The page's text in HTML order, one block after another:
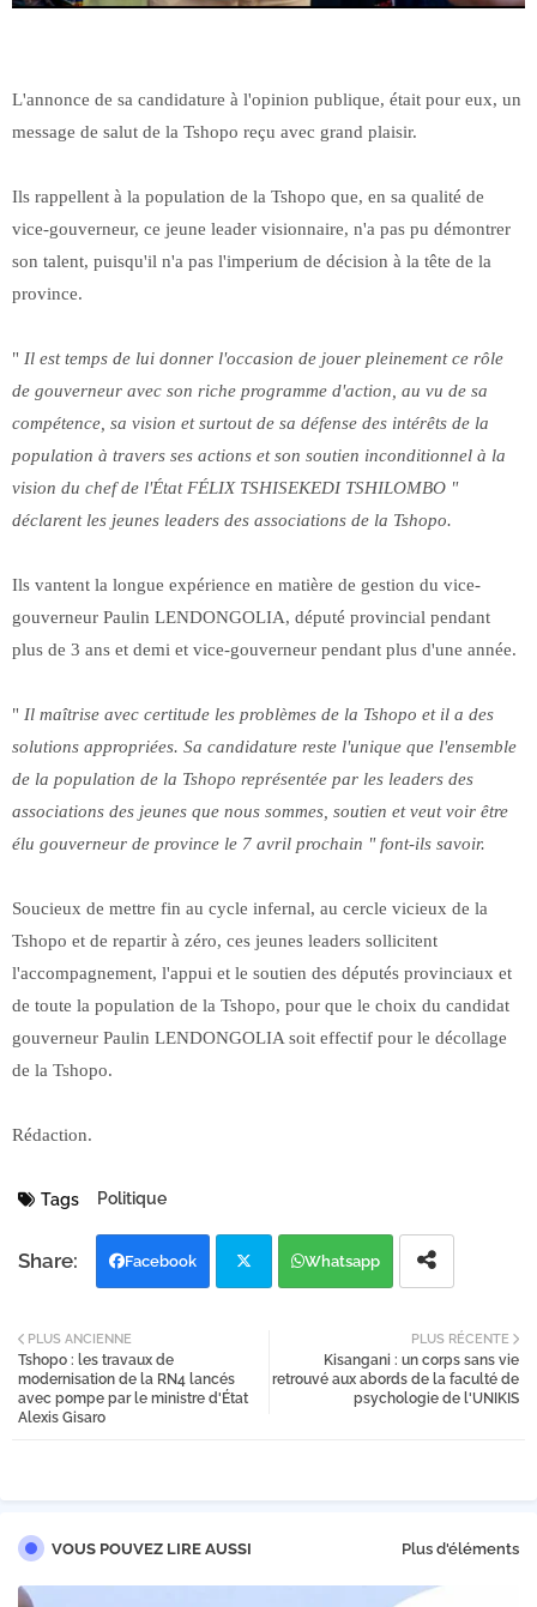
L'annonce de sa candidature à l'opinion publique, était pour eux, un
message de salut de la Tshopo reçu avec grand plaisir.
Ils rappellent à la population de la Tshopo que, en sa qualité de
vice-gouverneur, ce jeune leader visionnaire, n'a pas pu démontrer
son talent, puisqu'il n'a pas l'imperium de décision à la tête de la
province.
" Il est temps de lui donner l'occasion de jouer pleinement ce rôle
de gouverneur avec son riche programme d'action, au vu de sa
compétence, sa vision et surtout de sa défense des intérêts de la
population à travers ses actions et son soutien inconditionnel à la
vision du chef de l'État FÉLIX TSHISEKEDI TSHILOMBO "
déclarent les jeunes leaders des associations de la Tshopo.
Ils vantent la longue expérience en matière de gestion du vice-
gouverneur Paulin LENDONGOLIA, député provincial pendant
plus de 3 ans et demi et vice-gouverneur pendant plus d'une année.
" Il maîtrise avec certitude les problèmes de la Tshopo et il a des
solutions appropriées. Sa candidature reste l'unique que l'ensemble
de la population de la Tshopo représentée par les leaders des
associations des jeunes que nous sommes, soutien et veut voir être
élu gouverneur de province le 7 avril prochain " font-ils savoir.
Soucieux de mettre fin au cycle infernal, au cercle vicieux de la
Tshopo et de repartir à zéro, ces jeunes leaders sollicitent
l'accompagnement, l'appui et le soutien des députés provinciaux et
de toute la population de la Tshopo, pour que le choix du candidat
gouverneur Paulin LENDONGOLIA soit effectif pour le décollage
de la Tshopo.
Rédaction.
Tags Politique
Facebook Whatsapp
PLUS RÉCENTE
Kisangani : un corps sans vie
retrouvé aux abords de la faculté de
psychologie de l'UNIKIS
PLUS ANCIENNE
Tshopo : les travaux de
modernisation de la RN4 lancés
avec pompe par le ministre d'État
Alexis Gisaro
VOUS POUVEZ LIRE AUSSI Plus d'éléments